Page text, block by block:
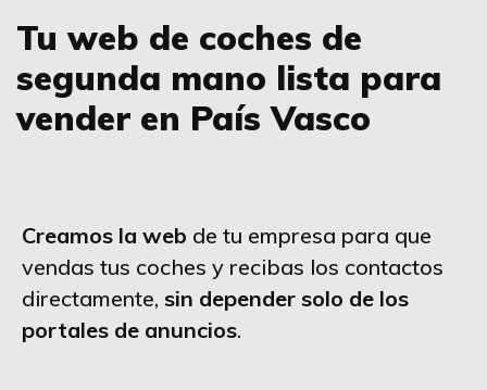
Tu web de coches de
segunda mano lista para
vender en País Vasco
Creamos la web de tu empresa para que
vendas tus coches y recibas los contactos
directamente, sin depender solo de los
portales de anuncios.